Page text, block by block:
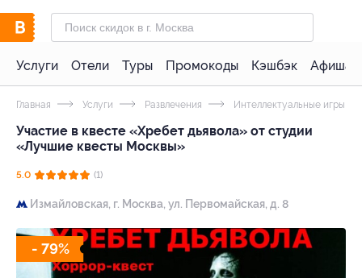
Услуги Отели Туры Промокоды Кэшбэк Афиша
Главная Услуги Развлечения Интеллектуальные игры
Участие в квесте «Хребет дьявола» от студии
«Лучшие квесты Москвы»
5.0 (1)
Измайловская, г. Москва, ул. Первомайская, д. 8
- 79%